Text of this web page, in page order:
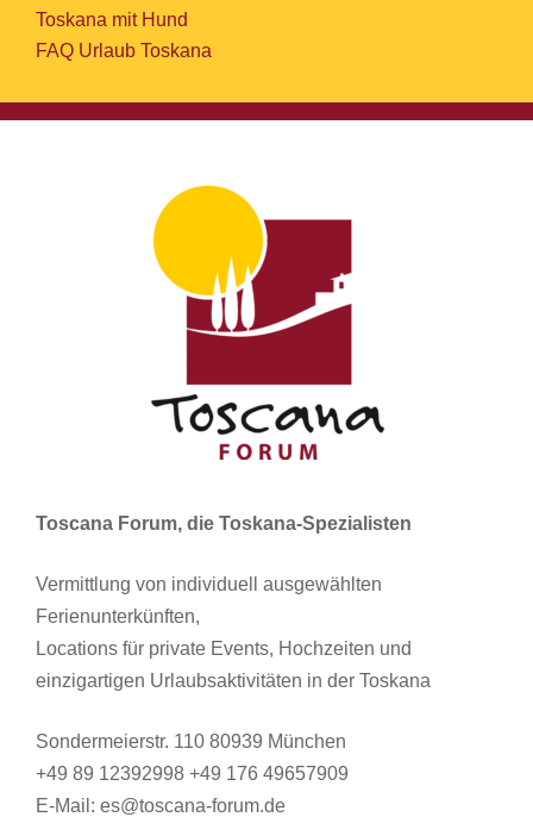
Toskana mit Hund
FAQ Urlaub Toskana
Toscana Forum, die Toskana-Spezialisten
Vermittlung von individuell ausgewählten
Ferienunterkünften,
Locations für private Events, Hochzeiten und
einzigartigen Urlaubsaktivitäten in der Toskana
Sondermeierstr. 110 80939 München
+49 89 12392998 +49 176 49657909
E-Mail: es@toscana-forum.de